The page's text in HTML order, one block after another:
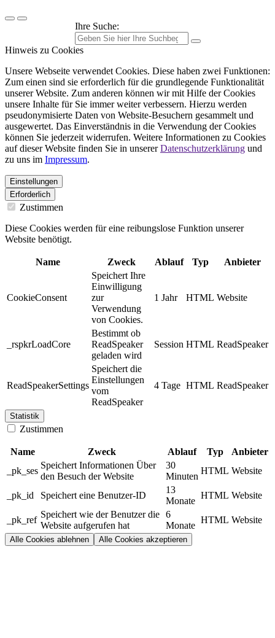
Ihre Suche:
Hinweis zu Cookies
Unsere Webseite verwendet Cookies. Diese haben zwei Funktionen:
Zum einen sind sie erforderlich für die grundlegende Funktionalität
unserer Website. Zum anderen können wir mit Hilfe der Cookies
unsere Inhalte für Sie immer weiter verbessern. Hierzu werden
pseudonymisierte Daten von Website-Besuchern gesammelt und
ausgewertet. Das Einverständnis in die Verwendung der Cookies
können Sie jederzeit widerrufen. Weitere Informationen zu Cookies
auf dieser Website finden Sie in unsererDatenschutzerklärung und
zu uns im Impressum.
Einstellungen
Erforderlich
Zustimmen
Diese Cookies werden für eine reibungslose Funktion unserer
Website benötigt.
Name Zweck Ablauf Typ Anbieter
CookieConsent
Speichert Ihre
Einwilligung
zur
Verwendung
von Cookies.
1 Jahr HTML Website
_rspkrLoadCore
Bestimmt ob
ReadSpeaker
geladen wird
Session HTML ReadSpeaker
ReadSpeakerSettings
Speichert die
Einstellungen
vom
ReadSpeaker
4 Tage HTML ReadSpeaker
Statistik
Zustimmen
Name Zweck Ablauf Typ
Anbieter
_pk_ses
Speichert Informationen Über
den Besuch der Website
30
Minuten
HTML Website
_pk_id Speichert eine Benutzer-ID
13
Monate
HTML Website
_pk_ref
Speichert wie der Benutzer die
Website aufgerufen hat
6
Monate
HTML Website
Alle Cookies ablehnen Alle Cookies akzeptieren